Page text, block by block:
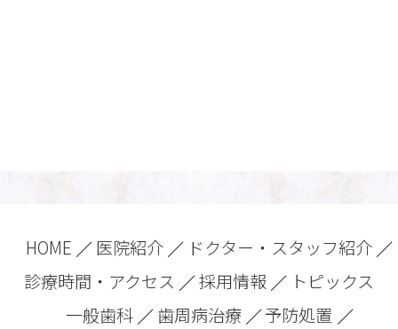
HOME 医院紹介
ドクター・スタッフ紹介
診療時間・アクセス
採用情報
トピックス
一般歯科
歯周病治療
予防処置